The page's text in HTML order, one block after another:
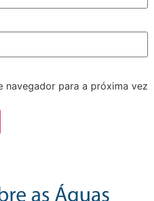
navegador para a próxima vez